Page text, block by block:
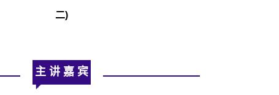
二)
主 讲 嘉 宾